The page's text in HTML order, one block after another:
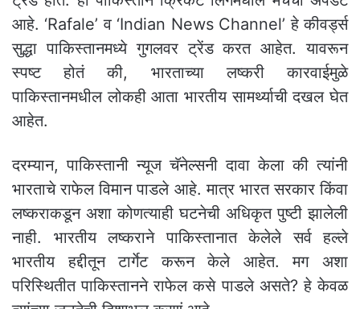
आहे. ‘Rafale’ व ‘Indian News Channel’ हे कीवर्ड्स
सुद्धा पाकिस्तानमध्ये गुगलवर ट्रेंड करत आहेत. यावरून
स्पष्ट होतं की, भारताच्या लष्करी कारवाईमुळे
पाकिस्तानमधील लोकही आता भारतीय सामर्थ्याची दखल घेत
आहेत.
दरम्यान, पाकिस्तानी न्यूज चॅनेल्सनी दावा केला की त्यांनी
भारताचे राफेल विमान पाडले आहे. मात्र भारत सरकार किंवा
लष्कराकडून अशा कोणत्याही घटनेची अधिकृत पुष्टी झालेली
नाही. भारतीय लष्कराने पाकिस्तानात केलेले सर्व हल्ले
भारतीय हद्दीतून टार्गेट करून केले आहेत. मग अशा
परिस्थितीत पाकिस्तानने राफेल कसे पाडले असते? हे केवळ